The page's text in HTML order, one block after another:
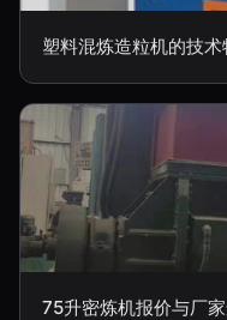
塑料混炼造粒机的技
75升密炼机报价与厂